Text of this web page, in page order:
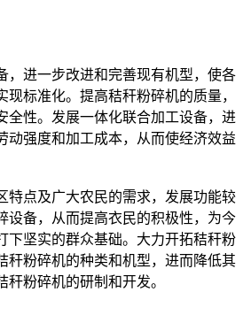
进一步改进和完善现有机型，使各
标准化。提高秸秆粉碎机的质量，
全性。发展一体化联合加工设备，进
动强度和加工成本，从而使经济效益
点及广大农民的需求，发展功能较
设备，从而提高衣民的积极性，为今
下坚实的群众基础。大力开拓秸秆粉
秆粉碎机的种类和机型，进而降低其
粉碎机的研制和开发。